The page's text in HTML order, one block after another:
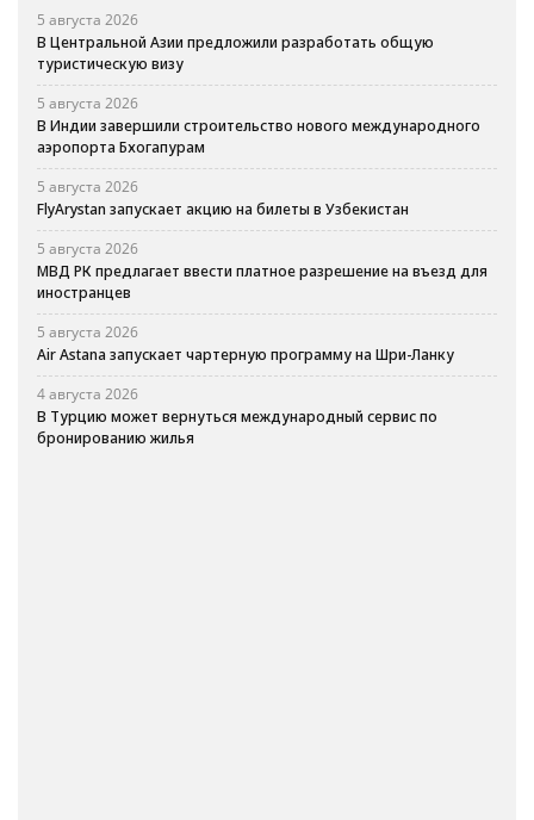
5 августа 2026
В Центральной Азии предложили разработать общую
туристическую визу
5 августа 2026
В Индии завершили строительство нового международного
аэропорта Бхогапурам
5 августа 2026
FlyArystan запускает акцию на билеты в Узбекистан
5 августа 2026
МВД РК предлагает ввести платное разрешение на въезд для
иностранцев
5 августа 2026
Air Astana запускает чартерную программу на Шри-Ланку
4 августа 2026
В Турцию может вернуться международный сервис по
бронированию жилья